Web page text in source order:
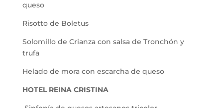
queso
Risotto de Boletus
Solomillo de Crianza con salsa de Tronchón y
trufa
Helado de mora con escarcha de queso
HOTEL REINA CRISTINA